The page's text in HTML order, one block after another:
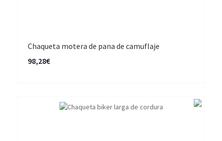
Chaqueta motera de pana de camuflaje
98,28€